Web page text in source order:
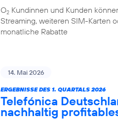
O2 Kundinnen und Kunden
Streaming, weiteren SIM-Karten
monatliche Rabatte
14. Mai 2026
ERGEBNISSE DES 1. QUARTALS 2026
Telefónica
nachhaltig